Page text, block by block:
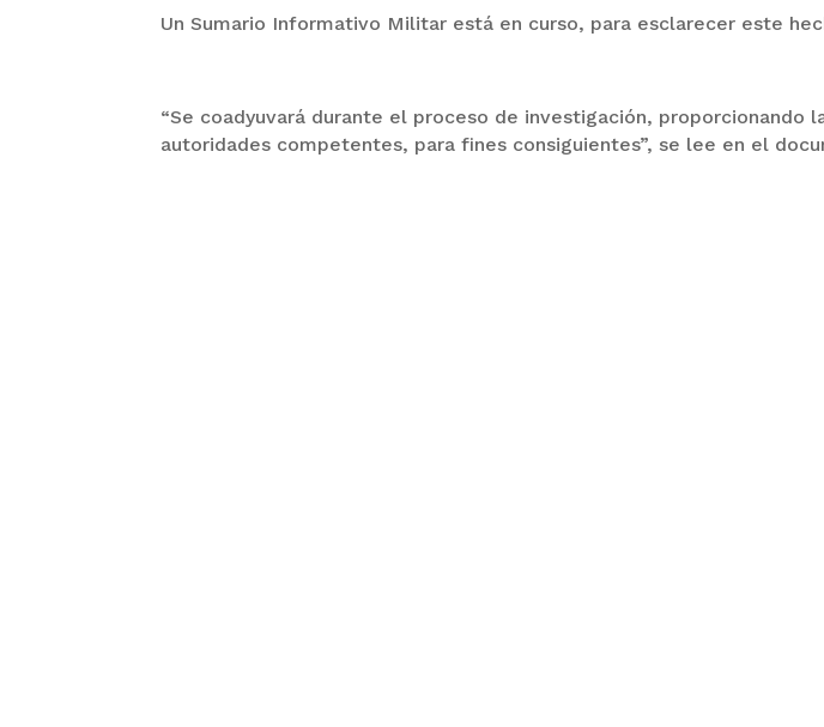
Un Sumario Informativo Militar está en curso, para esclarecer este
“Se coadyuvará durante el proceso de investigación, proporcionando
autoridades competentes, para fines consiguientes”, se lee en el